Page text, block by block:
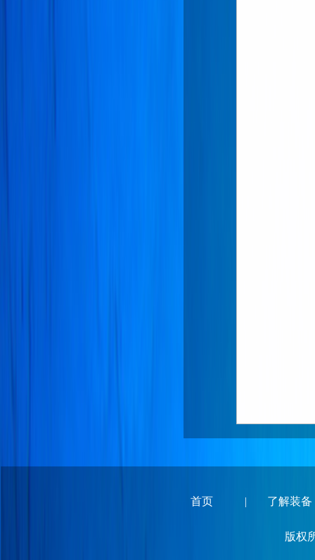
首页 | 了解装备
版权